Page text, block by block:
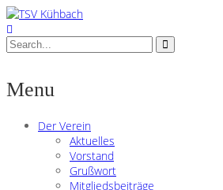
Menu
Der Verein
Aktuelles
Vorstand
Grußwort
Mitgliedsbeiträge